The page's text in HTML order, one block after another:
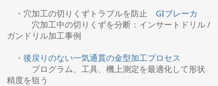
・穴加工の切りくずトラブルを防止 GIブレーカ
穴加工中の切りくずを分断：インサートドリル /
ガンドリル加工事例
・ 後戻りのない一気通貫の金型加工プロセス
プログラム、工具、機上測定を最適化して形状
精度を狙う